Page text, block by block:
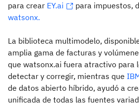
para crear EY.ai para impuestos,
watsonx.
La biblioteca multimodelo,
amplia gama de facturas y
que watsonx.ai fuera atractivo para
detectar y corregir, mientras que
de datos abierto híbrido, ayudó a
unificada de todas las fuentes